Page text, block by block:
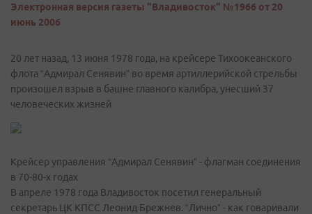
Электронная версия газеты "Владивосток" №1966 от 20
июнь 2006
20 лет назад, 13 июня 1978 года, на крейсере Тихоокеанского
флота “Адмирал Сенявин” во время артиллерийской стрельбы
произошел взрыв в башне главного калибра, унесший 37
человеческих жизней
Крейсер управления “Адмирал Сенявин” - флагман соединения
в 70-80-х годах
В апреле 1978 года Владивосток посетил генеральный
секретарь ЦК КПСС Леонид Брежнев. “Лично” - как говаривали